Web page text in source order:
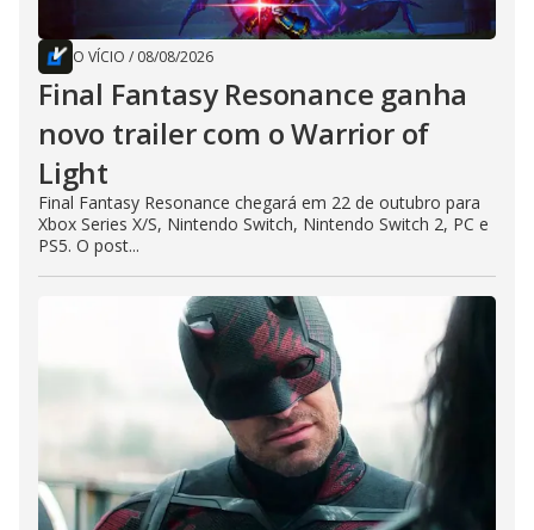
O VÍCIO / 08/08/2026
Final Fantasy Resonance ganha
novo trailer com o Warrior of
Light
Final Fantasy Resonance chegará em 22 de outubro para
Xbox Series X/S, Nintendo Switch, Nintendo Switch 2, PC e
PS5. O post...